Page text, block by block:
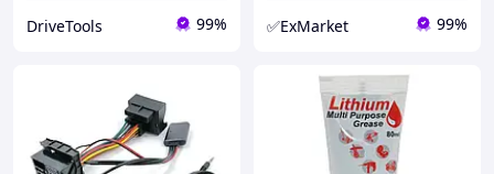
DriveTools 99% ✅ExMarket 99%